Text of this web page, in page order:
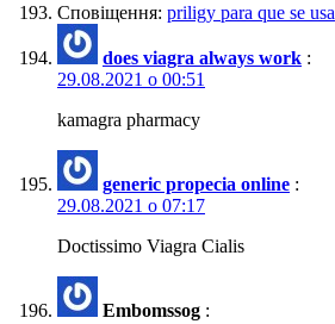
Сповіщення: priligy para que se usa
does viagra always work :
29.08.2021 о 00:51
kamagra pharmacy
generic propecia online :
29.08.2021 о 07:17
Doctissimo Viagra Cialis
Embomssog :